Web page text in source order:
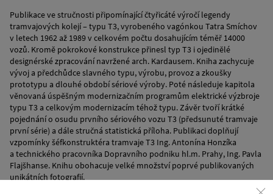
Publikace ve stručnosti připomínající čtyřicáté výročí legendy
tramvajových kolejí – typu T3, vyrobeného vagónkou Tatra Smíchov
v letech 1962 až 1989 v celkovém počtu dosahujícím téměř 14000
vozů. Kromě pokrokové konstrukce přinesl typ T3 i ojedinělé
designérské zpracování navržené arch. Kardausem. Kniha zachycuje
vývoj a předchůdce slavného typu, výrobu, provoz a zkoušky
prototypu a dlouhé období sériové výroby. Poté následuje kapitola
věnovaná úspěšným modernizačním programům elektrické výzbroje
typu T3 a celkovým modernizacím téhož typu. Závěr tvoří krátké
pojednání o osudu prvního sériového vozu T3 (předsunuté tramvaje
první série) a dále stručná statistická příloha. Publikaci doplňují
vzpomínky šéfkonstruktéra tramvaje T3 Ing. Antonína Honzíka
a technického pracovníka Dopravního podniku hl.m. Prahy, Ing. Pavla
Flajšhanse. Knihu obohacuje velké množství poprvé publikovaných
unikátních fotografií.